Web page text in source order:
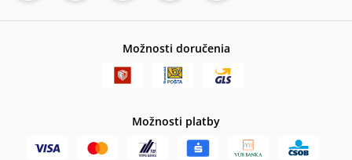
Možnosti doručenia
Možnosti platby